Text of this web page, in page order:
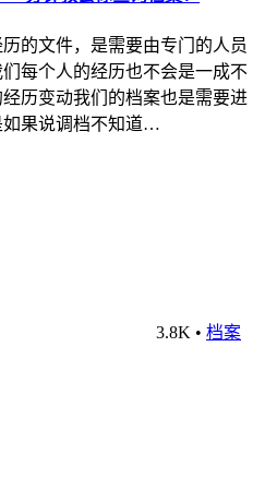
的文件，是需要由专门的人员
每个人的经历也不会是一成不
历变动我们的档案也是需要进
如果说调档不知道…
3.8K • 档案